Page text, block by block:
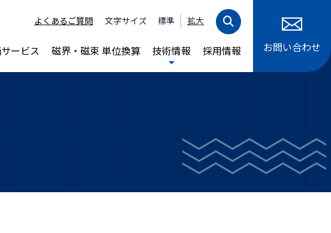
よくあるご質問 文字サイズ 標準 拡大
ービス 磁界・磁束 単位換算 技術情報 採用情報 お問い合わせ